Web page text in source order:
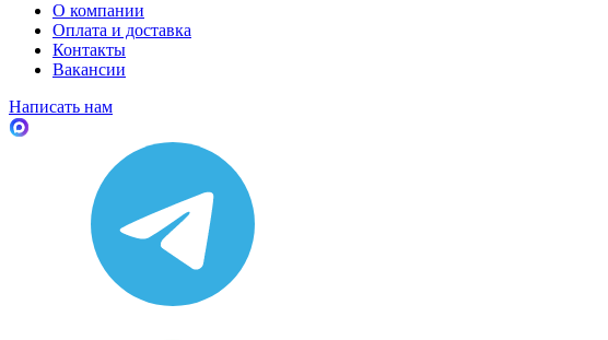
О компании
Оплата и доставка
Контакты
Вакансии
Написать нам